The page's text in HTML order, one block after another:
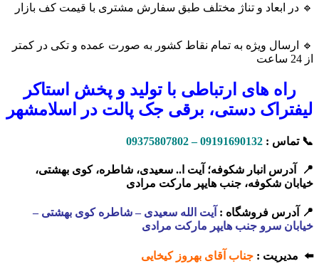
🔹 در ابعاد و تناژ مختلف طبق سفارش مشتری با قیمت کف بازار
🔹 ارسال ویژه به تمام نقاط کشور به صورت عمده و تکی در کمتر
از 24 ساعت
راه های ارتباطی با تولید و پخش استاکر
لیفتراک دستی، برقی جک پالت در اسلامشهر
📞 تماس : 09191690132 – 09375807802
📍 آدرس انبار شکوفه؛ آیت ا.. سعیدی، شاطره، کوی بهشتی،
خیابان شکوفه، جنب هایپر مارکت مرادی
📍 آدرس فروشگاه : آیت الله سعیدی – شاطره کوی بهشتی –
خیابان سرو جنب هایپر مارکت مرادی
⬅️ مدیریت :جناب آقای بهروز کیخایی